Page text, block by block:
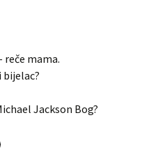
reče mama.
bijelac?
Jackson Bog?